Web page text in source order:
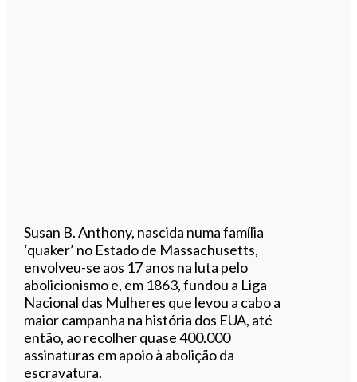
Susan B. Anthony, nascida numa família
‘quaker’ no Estado de Massachusetts,
envolveu-se aos 17 anos na luta pelo
abolicionismo e, em 1863, fundou a Liga
Nacional das Mulheres que levou a cabo a
maior campanha na história dos EUA, até
então, ao recolher quase 400.000
assinaturas em apoio à abolição da
escravatura.